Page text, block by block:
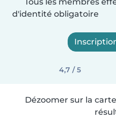
d'identité obligatoire
4,7 / 5
Dézoomer sur la